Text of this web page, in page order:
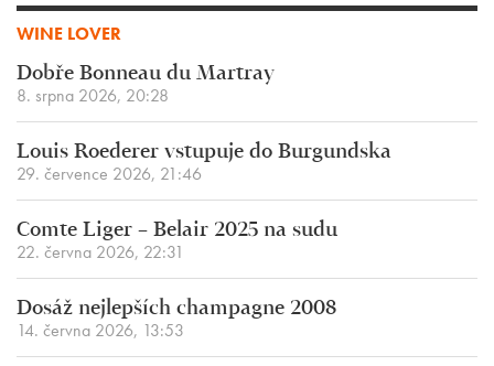
WINE LOVER
Dobře Bonneau du Martray
8. srpna 2026, 20:28
Louis Roederer vstupuje do Burgundska
29. července 2026, 21:46
Comte Liger – Belair 2025 na sudu
22. června 2026, 22:31
Dosáž nejlepších champagne 2008
14. června 2026, 13:53